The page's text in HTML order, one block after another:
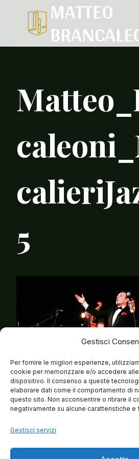
Gestisci
Per fornire le migliori esperienze,
cookie per memorizzare e/o accedere
dispositivo. Il consenso a queste
elaborare dati come il comportamento di
questo sito. Non acconsentire o ritirare il
negativamente su alcune caratteristiche e
Gestisci servizi
MATTEO
5